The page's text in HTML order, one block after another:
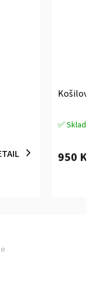
Průměrné
je
✅
950